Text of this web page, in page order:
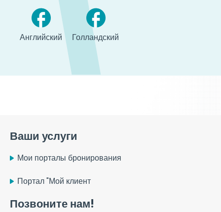
Английский Голландский
Ваши услуги
Мои порталы бронирования
Портал "Мой клиент
Позвоните нам!